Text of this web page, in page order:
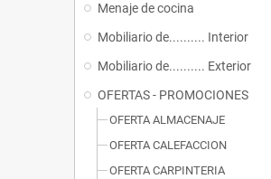
Menaje de cocina
Mobiliario de.......... Interior
Mobiliario de.......... Exterior
OFERTAS - PROMOCIONES
OFERTA ALMACENAJE
OFERTA CALEFACCION
OFERTA CARPINTERIA